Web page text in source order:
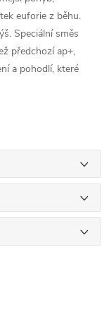
euforie z běhu.
Speciální směs
předchozí ap+,
a pohodlí, které